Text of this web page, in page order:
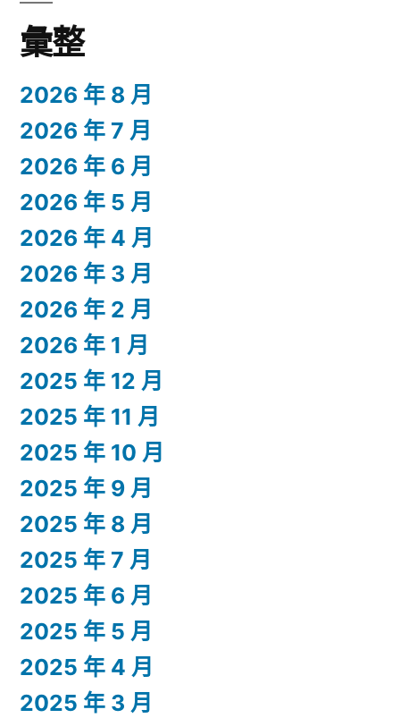
彙整
2026 年 8 月
2026 年 7 月
2026 年 6 月
2026 年 5 月
2026 年 4 月
2026 年 3 月
2026 年 2 月
2026 年 1 月
2025 年 12 月
2025 年 11 月
2025 年 10 月
2025 年 9 月
2025 年 8 月
2025 年 7 月
2025 年 6 月
2025 年 5 月
2025 年 4 月
2025 年 3 月